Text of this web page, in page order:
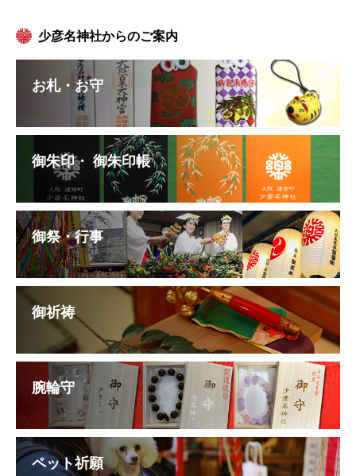
少彦名神社からのご案内
お札・お守
御朱印・ 御朱印帳
御祭・行事
御祈祷
腕輪守
ペット祈願